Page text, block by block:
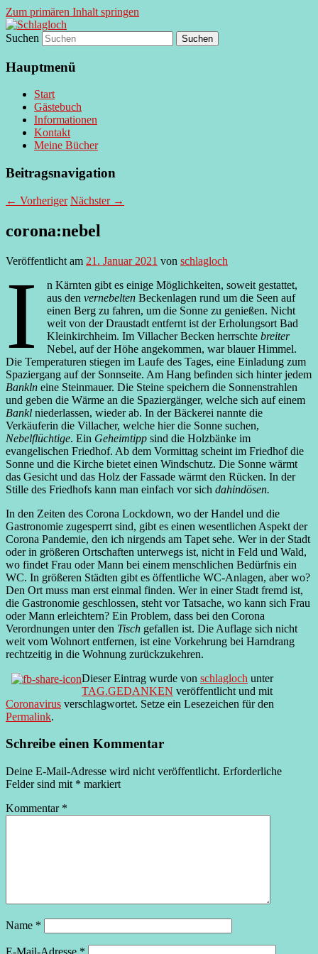
Zum primären Inhalt springen
Schlagloch
supersberger taggedanken
Suchen
Hauptmenü
Start
Gästebuch
Informationen
Kontakt
Meine Bücher
Beitragsnavigation
← Vorheriger Nächster →
corona:nebel
Veröffentlicht am 21. Januar 2021 von schlagloch
I
n Kärnten gibt es einige Möglichkeiten, soweit gestattet,
aus denvernebelten Beckenlagen rund um die Seen auf
einen Berg zu fahren, um die Sonne zu genießen. Nicht
weit von der Draustadt entfernt ist der Erholungsort Bad
Kleinkirchheim. Im Villacher Becken herrschtebreiter
Nebel, auf der Höhe angekommen, war blauer Himmel.
Die Temperaturen stiegen im Laufe des Tages, eine Einladung zum
Spaziergang auf der Sonnseite. Am Hang befinden sich hinter jedem
Bankln eine Steinmauer. Die Steine speichern die Sonnenstrahlen
und geben die Wärme an die Spaziergänger, welche sich auf einem
Bankl niederlassen, wieder ab. In der Bäckerei nannte die
Verkäuferin die Villacher, welche hier die Sonne suchen,
Nebelflüchtige. Ein Geheimtipp sind die Holzbänke im
evangelischen Friedhof. Ab dem Vormittag scheint im Friedhof die
Sonne und die Kirche bietet einen Windschutz. Die Sonne wärmt
das Gesicht und das Holz der Fassade wärmt den Rücken. In der
Stille des Friedhofs kann man einfach vor sich dahindösen.
In den Zeiten des Corona Lockdown, wo der Handel und die
Gastronomie zugesperrt sind, gibt es einen wesentlichen Aspekt der
Corona Pandemie, den ich nirgends am Tapet sehe. Wer in der Stadt
oder in größeren Ortschaften unterwegs ist, nicht in Feld und Wald,
wo findet Frau oder Mann bei einem menschlichen Bedürfnis ein
WC. In größeren Städten gibt es öffentliche WC-Anlagen, aber wo?
Den Ort muss man erst einmal finden. Wer in einer Stadt fremd ist,
die Gastronomie geschlossen, steht vor Tatsache, wo kann sich Frau
oder Mann erleichtern? Ein Problem, dass bei den Corona
Verordnungen unter den Tisch gefallen ist. Die Auflage sich nicht
weit vom Wohnort entfernen, ist eine Vorkehrung bei Harndrang
rechtzeitig in die Wohnung zurückzukehren.
Dieser Eintrag wurde von schlagloch unter
TAG.GEDANKEN veröffentlicht und mit
Coronavirus verschlagwortet. Setze ein Lesezeichen für den
Permalink.
Schreibe einen Kommentar
Deine E-Mail-Adresse wird nicht veröffentlicht. Erforderliche
Felder sind mit * markiert
Kommentar *
Name *